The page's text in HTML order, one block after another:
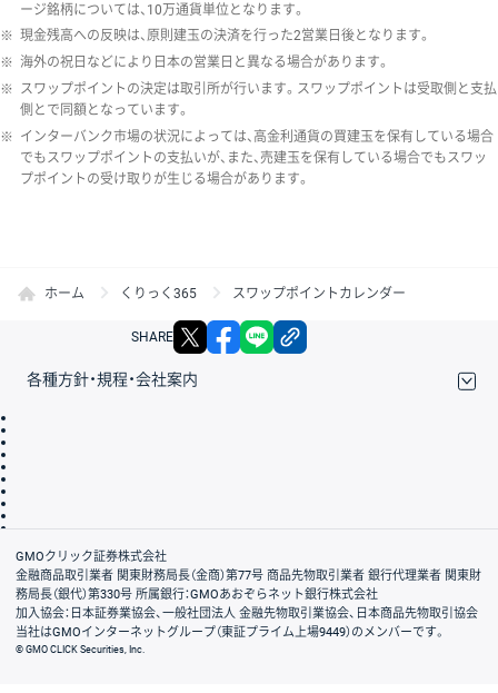
ージ銘柄については、10万通貨単位となります。
※ 現金残高への反映は、原則建玉の決済を行った2営業日後となります。
※ 海外の祝日などにより日本の営業日と異なる場合があります。
※ スワップポイントの決定は取引所が行います。スワップポイントは受取側と支払
側とで同額となっています。
※ インターバンク市場の状況によっては、高金利通貨の買建玉を保有している場合
でもスワップポイントの支払いが、また、売建玉を保有している場合でもスワッ
プポイントの受け取りが生じる場合があります。
ホーム くりっく365 スワップポイントカレンダー
SHARE X facebook
各種方針・規程・会社案内
会社案内
GMOクリック証券株式会社
金融商品取引業者 関東財務局長（金商）第77号 商品先物取引業者 銀行代理業者 関東財
務局長（銀代）第330号 所属銀行：GMOあおぞらネット銀行株式会社
加入協会：日本証券業協会、一般社団法人 金融先物取引業協会、日本商品先物取引協会
当社はGMOインターネットグループ（東証プライム上場9449）のメンバーです。
© GMO CLICK Securities, Inc.